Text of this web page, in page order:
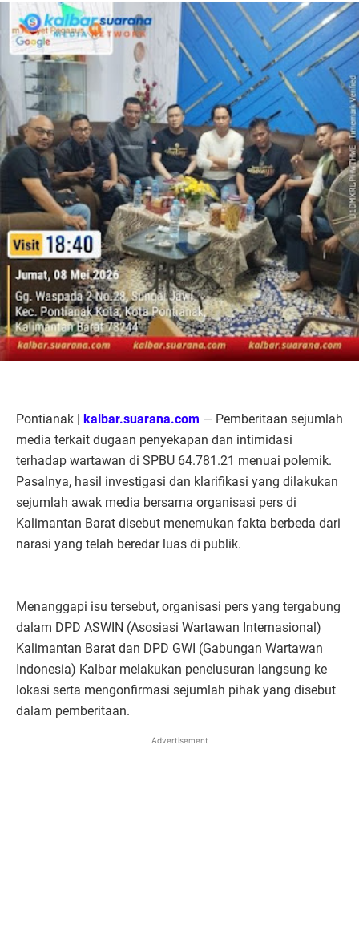
Pontianak | kalbar.suarana.com — Pemberitaan sejumlah
media terkait dugaan penyekapan dan intimidasi
terhadap wartawan di SPBU 64.781.21 menuai polemik.
Pasalnya, hasil investigasi dan klarifikasi yang dilakukan
sejumlah awak media bersama organisasi pers di
Kalimantan Barat disebut menemukan fakta berbeda dari
narasi yang telah beredar luas di publik.
Menanggapi isu tersebut, organisasi pers yang tergabung
dalam DPD ASWIN (Asosiasi Wartawan Internasional)
Kalimantan Barat dan DPD GWI (Gabungan Wartawan
Indonesia) Kalbar melakukan penelusuran langsung ke
lokasi serta mengonfirmasi sejumlah pihak yang disebut
dalam pemberitaan.
Advertisement